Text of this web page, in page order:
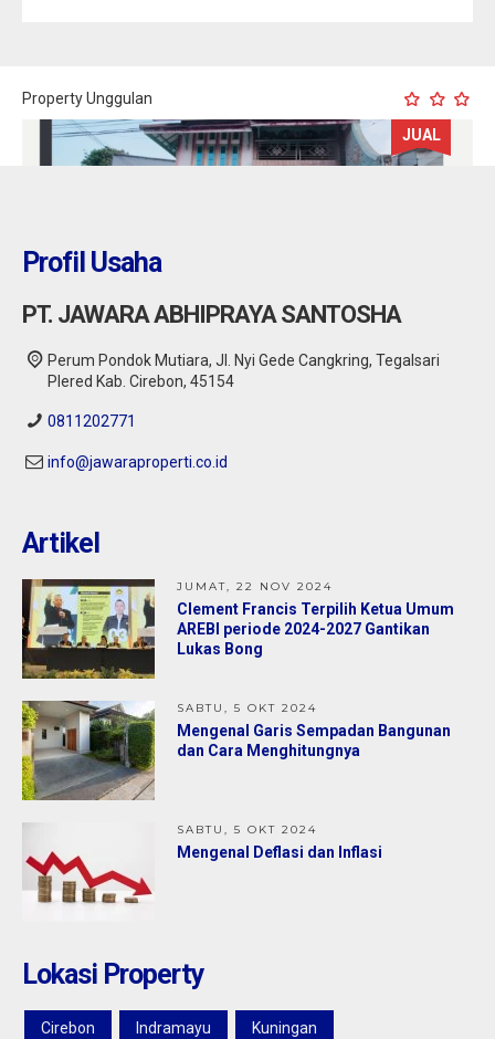
Property Unggulan
JUAL
Profil Usaha
PT. JAWARA ABHIPRAYA SANTOSHA
Perum Pondok Mutiara, Jl. Nyi Gede Cangkring, Tegalsari
Plered Kab. Cirebon, 45154
0811202771
info@jawaraproperti.co.id
Artikel
JUMAT, 22 NOV 2024
Clement Francis Terpilih Ketua Umum
AREBI periode 2024-2027 Gantikan
Lukas Bong
SABTU, 5 OKT 2024
Mengenal Garis Sempadan Bangunan
dan Cara Menghitungnya
SABTU, 5 OKT 2024
Mengenal Deflasi dan Inflasi
Lokasi Property
Cirebon Indramayu Kuningan